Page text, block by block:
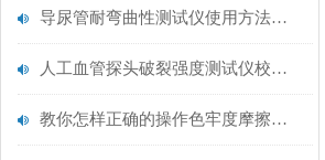
导尿管耐弯曲性测试仪使用方法与操作规范
人工血管探头破裂强度测试仪校准规范：精准赋能医疗安全的技术基准
教你怎样正确的操作色牢度摩擦测试机